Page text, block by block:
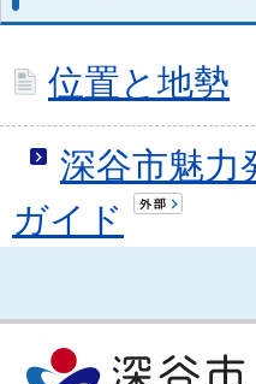
位置と地勢
深谷市魅力
ガイド